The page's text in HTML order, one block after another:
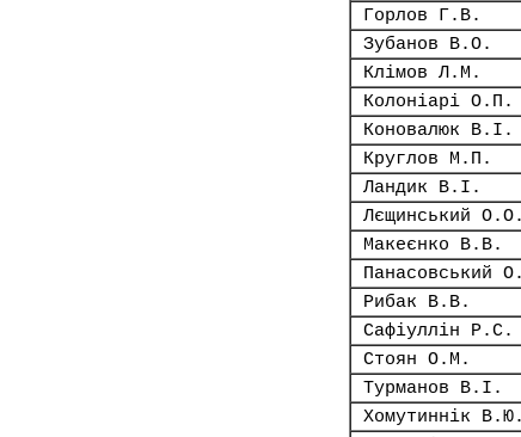
Горлов Г.В.
Зубанов В.О.
Клімов Л.М.
Колоніарі О.П.
Коновалюк В.І.
Круглов М.П.
Ландик В.І.
Лєщинський О.О.
Макеєнко В.В.
Панасовський
Рибак В.В.
Сафіуллін Р.С.
Стоян О.М.
Турманов В.І.
Хомутиннік В.Ю.